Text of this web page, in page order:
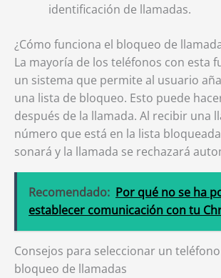
identificación de llamadas.
¿Cómo funciona el bloqueo de
La mayoría de los teléfonos con esta
un sistema que permite al usuario
una lista de bloqueo. Esto puede
después de la llamada. Al recibir una
número que está en la lista
sonará y la llamada se rechazará
Recomendado: Por qué no se ha
establecer comunicación con tu
Consejos para seleccionar un
bloqueo de llamadas